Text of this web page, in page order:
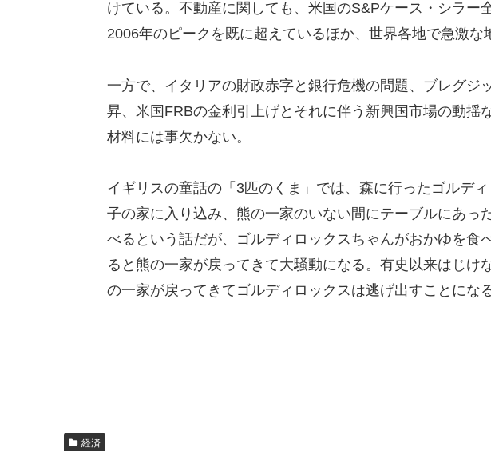
けている。不動産に関しても、米国のS&Pケース・シラー
2006年のピークを既に超えているほか、世界各地で急激な
一方で、イタリアの財政赤字と銀行危機の問題、ブレグジ
昇、米国FRBの金利引上げとそれに伴う新興国市場の動揺
材料には事欠かない。
イギリスの童話の「3匹のくま」では、森に行ったゴルデ
子の家に入り込み、熊の一家のいない間にテーブルにあっ
べるという話だが、ゴルディロックスちゃんがおかゆを食
ると熊の一家が戻ってきて大騒動になる。有史以来はじけ
の一家が戻ってきてゴルディロックスは逃げ出すことにな
経済